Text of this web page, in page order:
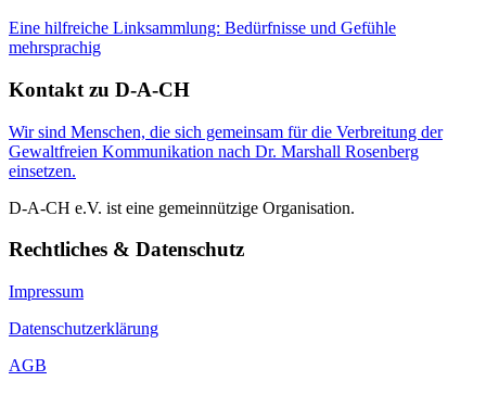
Eine hilfreiche Linksammlung: Bedürfnisse und Gefühle
mehrsprachig
Kontakt zu D-A-CH
Wir sind Menschen, die sich gemeinsam für die Verbreitung der
Gewaltfreien Kommunikation nach Dr. Marshall Rosenberg
einsetzen.
D-A-CH e.V. ist eine gemeinnützige Organisation.
Rechtliches & Datenschutz
Impressum
Datenschutzerklärung
AGB